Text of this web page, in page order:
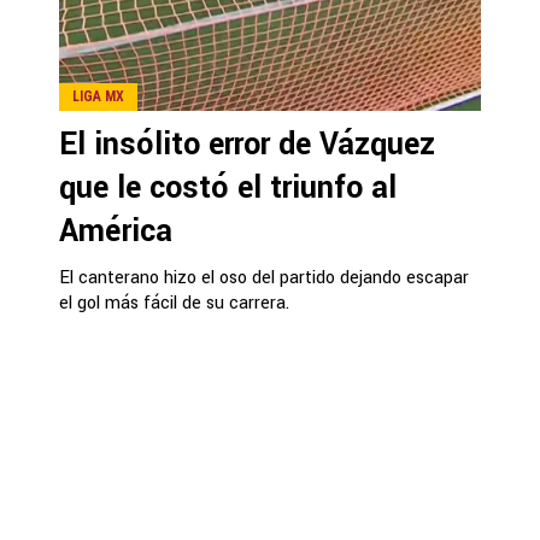
LIGA MX
El insólito error de Vázquez
que le costó el triunfo al
América
El canterano hizo el oso del partido dejando escapar
el gol más fácil de su carrera.